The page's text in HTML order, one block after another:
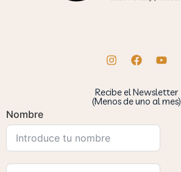
Recibe el Newsletter
(Menos de uno al mes)
Nombre